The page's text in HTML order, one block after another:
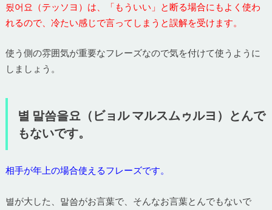
됬어요（テッソヨ）は、「もういい」と断る場合にもよく使わ
れるので、冷たい感じで言ってしまうと誤解を受けます。
使う側の雰囲気が重要なフレーズなので気を付けて使うように
しましょう。
별 말씀을요（ビョル マルスムゥルヨ）とんで
もないです。
相手が年上の場合使えるフレーズです。
별が大した、말씀がお言葉で、そんなお言葉とんでもないで